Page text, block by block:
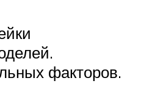
факторов.